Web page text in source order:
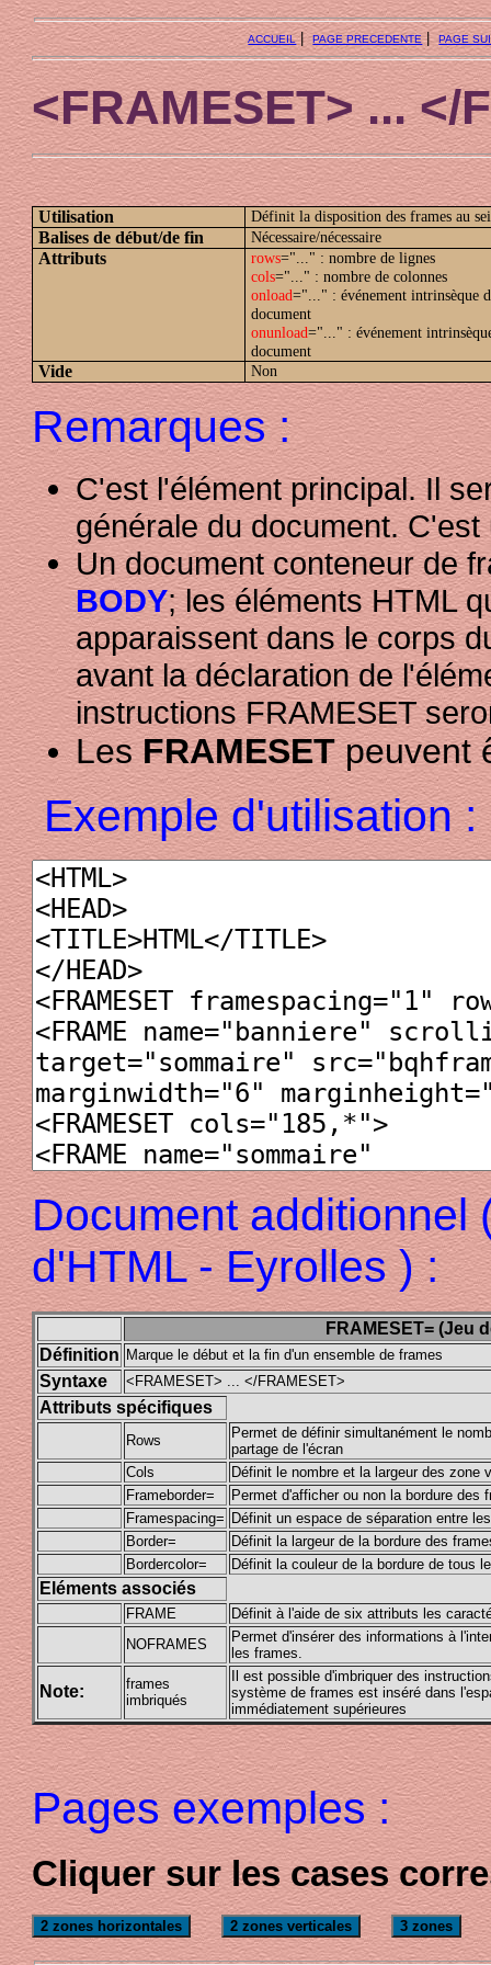
ACCUEIL|PAGE PRECEDENTE|PAGE
<FRAMESET> ... </
Utilisation Définit la disposition des frames au
Balises de début/de fin Nécessaire/nécessaire
Attributs rows="..." : nombre de lignes
cols="..." : nombre de colonnes
onload="..." : événement intrinsèque
document
onunload="..." : événement
document
Vide Non
Remarques :
C'est l'élément principal. Il
générale du document.
Un document conteneur de
BODY; les éléments HTML
apparaissent dans le corps
avant la déclaration de
instructions FRAMESET
LesFRAMESETpeuvent
Exemple d'utilisation :
Document additionnel
d'HTML - Eyrolles ) :
FRAMESET= (Jeu
Définition Marque le début et la fin d'un ensemble de frames
Syntaxe <FRAMESET> ... </FRAMESET>
Attributs spécifiques
Rows
Permet de définir simultanément le
partage de l'écran
Cols
Définit le nombre et la largeur des zone
Frameborder=
Permet d'afficher ou non la bordure des
Framespacing= Définit un espace de séparation entre
Border=
Définit la largeur de la bordure des
Bordercolor=
Définit la couleur de la bordure de tous
Eléments associés
FRAME
Définit à l'aide de six attributs les
NOFRAMES
Permet d'insérer des informations à
les frames.
Note:
frames
imbriqués
Il est possible d'imbriquer des
système de frames est inséré dans
immédiatement supérieures
Pages exemples :
Cliquer sur les cases